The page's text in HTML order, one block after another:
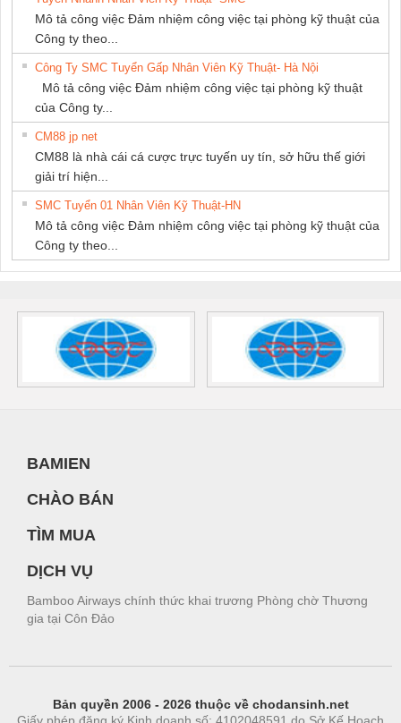
Mô tả công việc Đảm nhiệm công việc tại phòng kỹ thuật của
Công ty theo...
Công Ty SMC Tuyển Gấp Nhân Viên Kỹ Thuật- Hà Nội
Mô tả công việc Đảm nhiệm công việc tại phòng kỹ thuật
của Công ty...
CM88 jp net
CM88 là nhà cái cá cược trực tuyến uy tín, sở hữu thế giới
giải trí hiện...
SMC Tuyển 01 Nhân Viên Kỹ Thuật-HN
Mô tả công việc Đảm nhiệm công việc tại phòng kỹ thuật của
Công ty theo...
BAMIEN
CHÀO BÁN
TÌM MUA
DỊCH VỤ
Bamboo Airways chính thức khai trương Phòng chờ Thương
gia tại Côn Đảo
Bản quyền 2006 - 2026 thuộc về chodansinh.net
Giấy phép đăng ký Kinh doanh số: 4102048591 do Sở Kế Hoạch